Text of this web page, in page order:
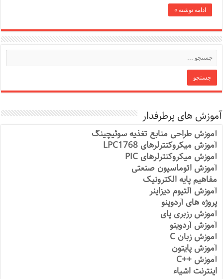
ادامه نوشته »
آموزش های پرطرفدار
آموزش طراحی منابع تغذیه سوئیچینگ
آموزش میکروکنترلرهای LPC1768
آموزش میکروکنترلرهای PIC
آموزش اتوماسیون صنعتی
مفاهیم پایه الکترونیک
آموزش آلتیوم دیزاینر
پروژه های آردوینو
آموزش رزبری پای
آموزش آردوینو
آموزش زبان C
آموزش پایتون
آموزش ++C
اینترنت اشیاء